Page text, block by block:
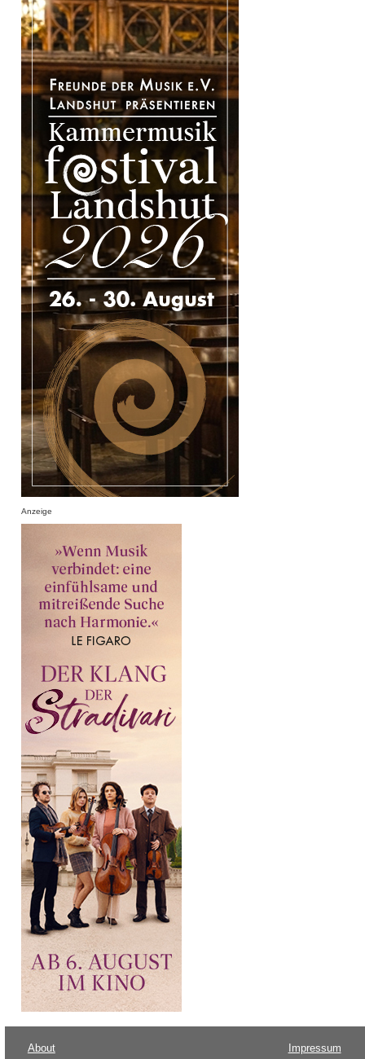
Anzeige
About Impressum